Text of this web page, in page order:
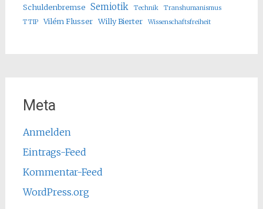
Schuldenbremse Semiotik Technik
Transhumanismus
TTIP
Vilém Flusser Willy Bierter Wissenschaftsfreiheit
Meta
Anmelden
Eintrags-Feed
Kommentar-Feed
WordPress.org